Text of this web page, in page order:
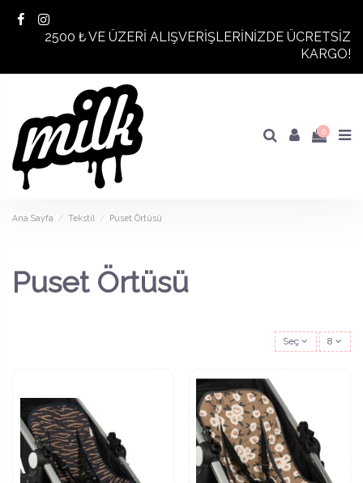
2500 ₺ VE ÜZERİ ALIŞVERİŞLERİNİZDE ÜCRETSİZ
KARGO!
0
Ana Sayfa Tekstil Puset Örtüsü
Puset Örtüsü
Seç 8